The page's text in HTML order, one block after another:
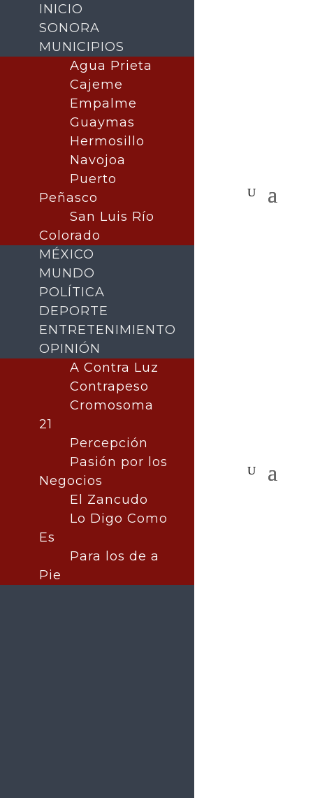
INICIO
SONORA
MUNICIPIOS
Agua Prieta
Cajeme
Empalme
Guaymas
Hermosillo
Navojoa
Puerto
Peñasco
San Luis Río
Colorado
MÉXICO
MUNDO
POLÍTICA
DEPORTE
ENTRETENIMIENTO
OPINIÓN
A Contra Luz
Contrapeso
Cromosoma
21
Percepción
Pasión por los
Negocios
El Zancudo
Lo Digo Como
Es
Para los de a
Pie